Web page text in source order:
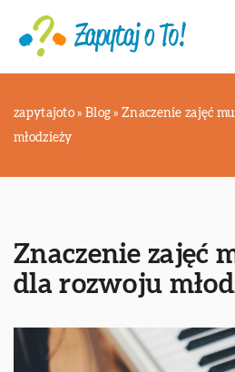
zapytajoto » Blog »Znaczenie zajęć
młodzieży
Znaczenie zajęć
dla rozwoju